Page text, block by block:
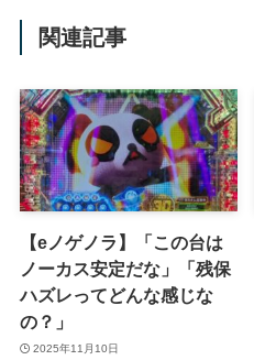
関連記事
【eノゲノラ】「この台は
ノーカス安定だな」「残保
ハズレってどんな感じな
の？」
2025年11月10日